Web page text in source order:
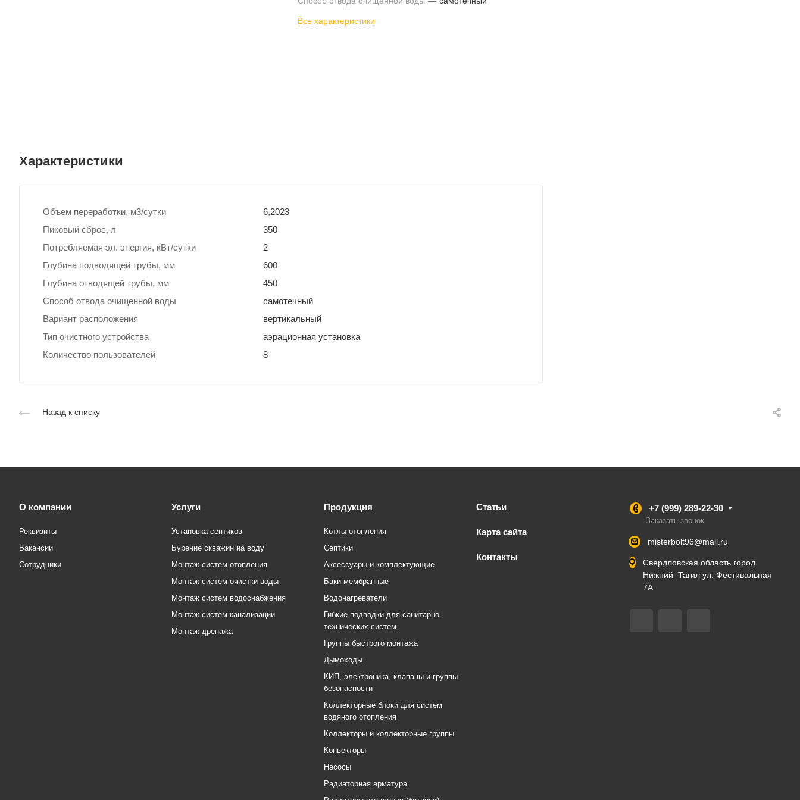
Все характеристики
Характеристики
Объем переработки, м3/сутки
6,2023
Пиковый сброс, л
350
Потребляемая эл. энергия, кВт/сутки
2
Глубина подводящей трубы, мм
600
Глубина отводящей трубы, мм
450
Способ отвода очищенной воды
самотечный
Вариант расположения
вертикальный
Тип очистного устройства
аэрационная установка
Количество пользователей
8
Назад к списку
О компании
Реквизиты
Вакансии
Сотрудники
Услуги
Установка септиков
Бурение скважин на воду
Монтаж систем отопления
Монтаж систем очистки воды
Монтаж систем водоснабжения
Монтаж систем канализации
Монтаж дренажа
Продукция
Котлы отопления
Септики
Аксессуары и комплектующие
Баки мембранные
Водонагреватели
Гибкие подводки для санитарно-
технических систем
Группы быстрого монтажа
Дымоходы
КИП, электроника, клапаны и группы
безопасности
Коллекторные блоки для систем
водяного отопления
Коллекторы и коллекторные группы
Конвекторы
Насосы
Радиаторная арматура
Статьи
Карта сайта
Контакты
+7 (999) 289-22-30
Заказать звонок
misterbolt96@mail.ru
Свердловская область город
Нижний Тагил ул. Фестивальная
7А